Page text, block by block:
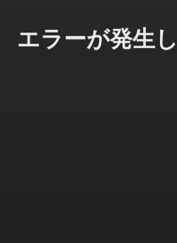
エラーが発生